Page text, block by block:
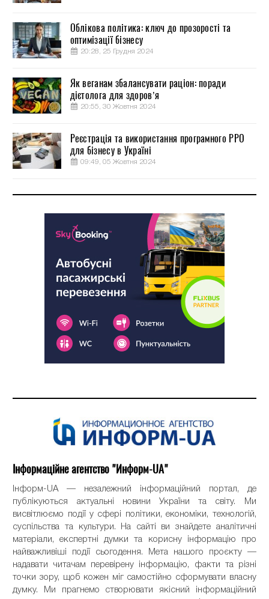
Облікова політика: ключ до прозорості та
оптимізації бізнесу
20:28, 25 Грудня 2024
Як веганам збалансувати раціон: поради
дієтолога для здоров’я
20:55, 30 Жовтня 2024
Реєстрація та використання програмного РРО
для бізнесу в Україні
09:49, 05 Жовтня 2024
Інформаційне агентство "Информ-UA"
Інформ-UA — незалежний інформаційний портал, де
публікуються актуальні новини України та світу. Ми
висвітлюємо події у сфері політики, економіки, технологій,
суспільства та культури. На сайті ви знайдете аналітичні
матеріали, експертні думки та корисну інформацію про
найважливіші події сьогодення. Мета нашого проєкту —
надавати читачам перевірену інформацію, факти та різні
точки зору, щоб кожен міг самостійно сформувати власну
думку. Ми прагнемо створювати якісний інформаційний